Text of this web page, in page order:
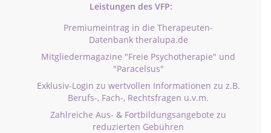
Leistungen des VFP:
Premiumeintrag in die Therapeuten-
Datenbank theralupa.de
Mitgliedermagazine "Freie Psychotherapie" und
"Paracelsus"
Exklusiv-Login zu wertvollen Informationen zu z.B.
Berufs-, Fach-, Rechtsfragen u.v.m.
Zahlreiche Aus- & Fortbildungsangebote zu
reduzierten Gebühren